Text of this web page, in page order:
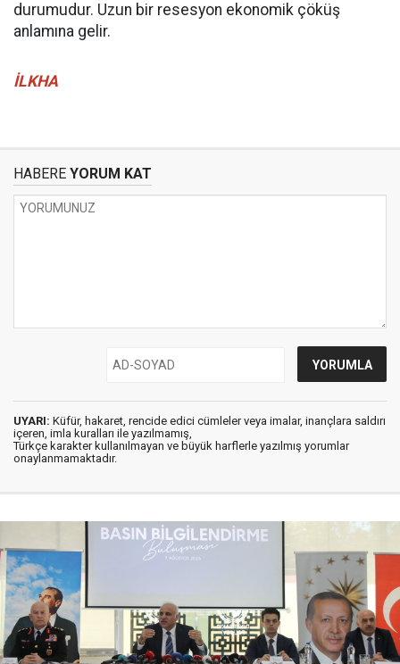
durumudur. Uzun bir resesyon ekonomik çöküş
anlamına gelir.
İLKHA
HABERE YORUM KAT
UYARI: Küfür, hakaret, rencide edici cümleler veya imalar, inançlara saldırı
içeren, imla kuralları ile yazılmamış,
Türkçe karakter kullanılmayan ve büyük harflerle yazılmış yorumlar
onaylanmamaktadır.